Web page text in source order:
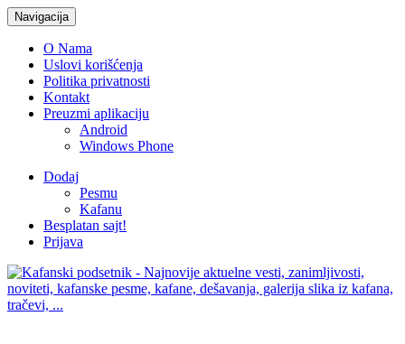
Navigacija
O Nama
Uslovi korišćenja
Politika privatnosti
Kontakt
Preuzmi aplikaciju
Android
Windows Phone
Dodaj
Pesmu
Kafanu
Besplatan sajt!
Prijava